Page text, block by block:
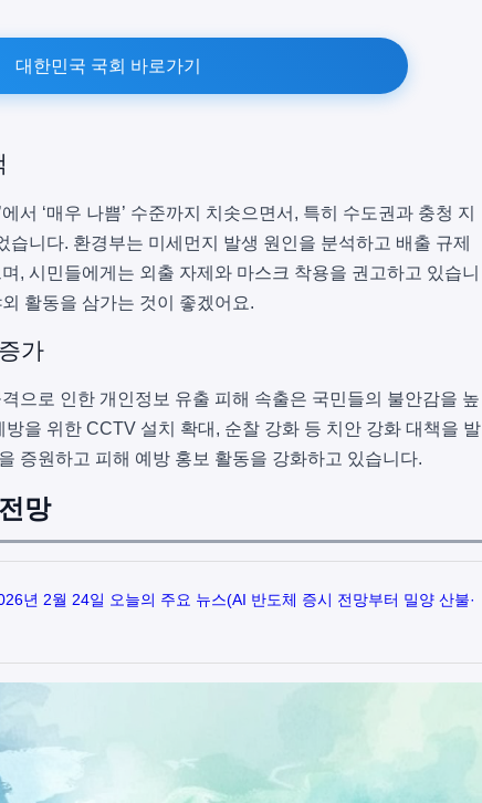
대한민국 국회 바로가기
서 ‘매우 나쁨’ 수준까지 치솟으면서, 특히 수도권과 충청 지
습니다. 환경부는 미세먼지 발생 원인을 분석하고 배출 규제
, 시민들에게는 외출 자제와 마스크 착용을 권고하고 있습니
활동을 삼가는 것이 좋겠어요.
가
으로 인한 개인정보 유출 피해 속출은 국민들의 불안감을 높
을 위한 CCTV 설치 확대, 순찰 강화 등 치안 강화 대책을 발
증원하고 피해 예방 홍보 활동을 강화하고 있습니다.
망
년 2월 24일 오늘의 주요 뉴스(AI 반도체 증시 전망부터 밀양 산불·